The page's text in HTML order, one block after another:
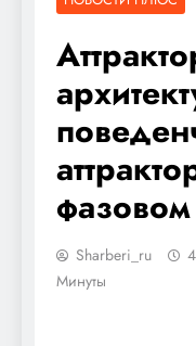
фазовом
Sharberi_ru
Минуты